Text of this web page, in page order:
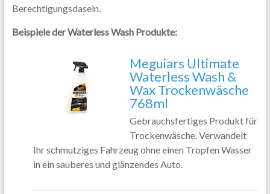
Berechtigungsdasein.
Beispiele der Waterless Wash Produkte:
Meguiars Ultimate
Waterless Wash &
Wax Trockenwäsche
768ml
Gebrauchsfertiges Produkt für
Trockenwäsche. Verwandelt
Ihr schmutziges Fahrzeug ohne einen Tropfen Wasser
in ein sauberes und glänzendes Auto.